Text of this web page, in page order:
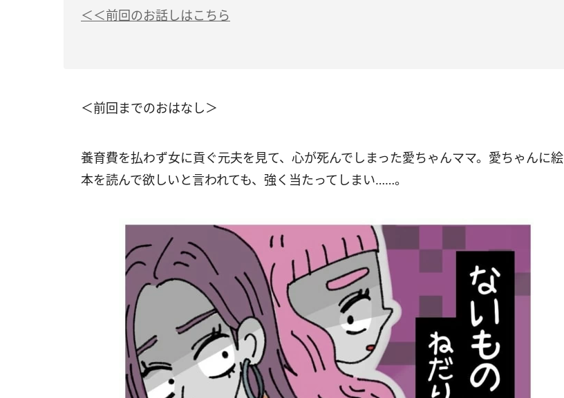
＜＜前回のお話しはこちら
＜前回までのおはなし＞
養育費を払わず女に貢ぐ元夫を見て、心が死んでしまった愛ちゃんママ。愛ちゃんに絵
本を読んで欲しいと言われても、強く当たってしまい……。